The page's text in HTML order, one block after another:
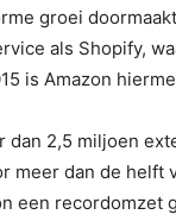
groei
als Shopify,
is Amazon
dan 2,5 miljoen
meer dan de helft
een recordomzet